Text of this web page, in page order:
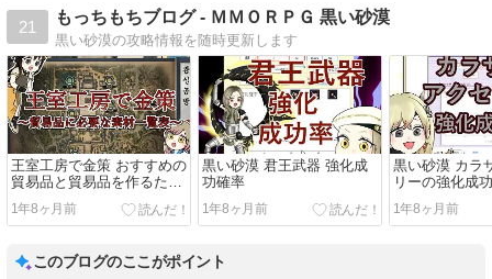
21
もっちもちブログ - ＭＭＯＲＰＧ 黒い砂漠
黒い砂漠の攻略情報を随時更新します
王室工房で金策 おすすめの
貿易品と貿易品を作るため
に必要な素材一覧表
1年8ヶ月前
黒い砂漠 君王武器 強化成
功確率
1年8ヶ月前
黒い砂漠 カラ
リーの強化成
1年8ヶ月前
このブログのここがポイント